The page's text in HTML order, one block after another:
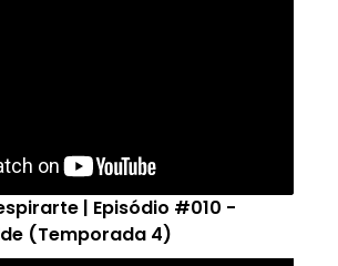
| Episódio #010 -
(Temporada 4)